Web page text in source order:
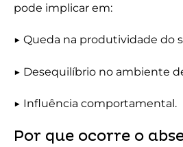
pode implicar em:
▶ Queda na produtividade do
▶ Desequilíbrio no ambiente
▶ Influência comportamental.
Por que ocorre o